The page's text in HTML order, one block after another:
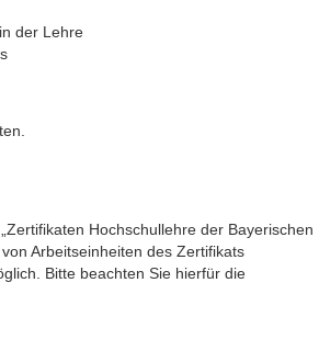
der Lehre
Hochschullehre der Bayerischen
Arbeitseinheiten des Zertifikats
Bitte beachten Sie hierfür die